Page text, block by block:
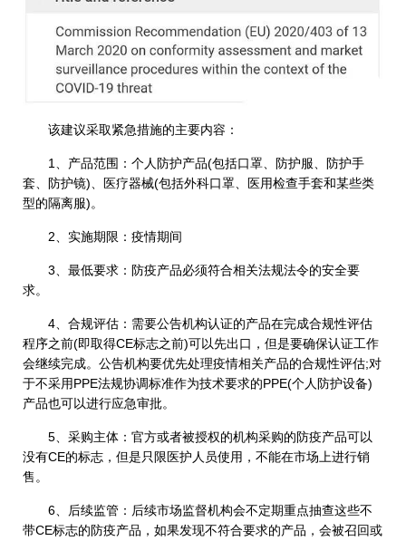
该建议采取紧急措施的主要内容：
1、产品范围：个人防护产品(包括口罩、防护服、防护手
套、防护镜)、医疗器械(包括外科口罩、医用检查手套和某些类
型的隔离服)。
2、实施期限：疫情期间
3、最低要求：防疫产品必须符合相关法规法令的安全要
求。
4、合规评估：需要公告机构认证的产品在完成合规性评估
程序之前(即取得CE标志之前)可以先出口，但是要确保认证工作
会继续完成。公告机构要优先处理疫情相关产品的合规性评估;对
于不采用PPE法规协调标准作为技术要求的PPE(个人防护设备)
产品也可以进行应急审批。
5、采购主体：官方或者被授权的机构采购的防疫产品可以
没有CE的标志，但是只限医护人员使用，不能在市场上进行销
售。
6、后续监管：后续市场监督机构会不定期重点抽查这些不
带CE标志的防疫产品，如果发现不符合要求的产品，会被召回或